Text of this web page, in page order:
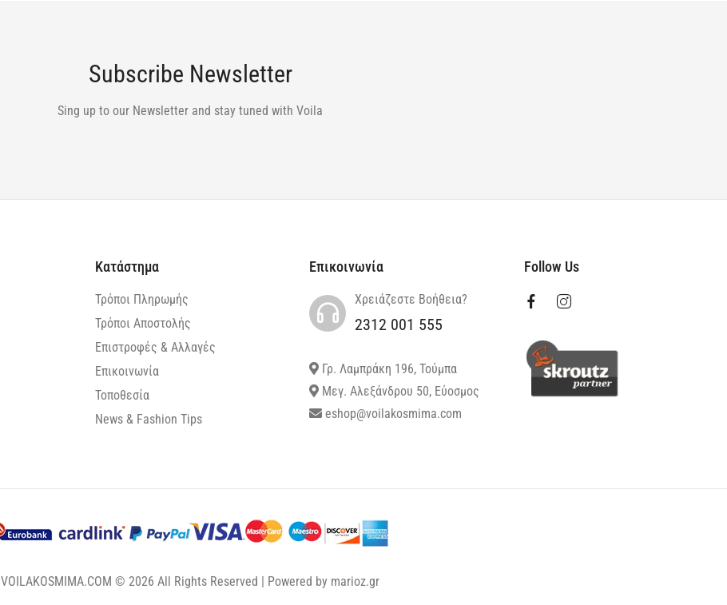
Subscribe Newsletter
Sing up to our Newsletter and stay tuned with Voila
Κατάστημα
Τρόποι Πληρωμής
Τρόποι Αποστολής
Επιστροφές & Αλλαγές
Επικοινωνία
Τοποθεσία
News & Fashion Tips
Επικοινωνία
Χρειάζεστε Βοήθεια?
2312 001 555
Γρ. Λαμπράκη 196, Τούμπα
Μεγ. Αλεξάνδρου 50, Εύοσμος
eshop@voilakosmima.com
Follow Us
VOILAKOSMIMA.COM © 2026 All Rights Reserved | Powered by marioz.gr